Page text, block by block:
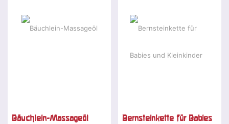
Bäuchlein-Massageöl
Bernsteinkette für Babies